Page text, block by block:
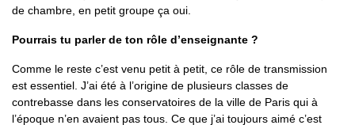
de chambre, en petit groupe ça oui.
Pourrais tu parler de ton rôle d’enseignante ?
Comme le reste c’est venu petit à petit, ce rôle de transmission
est essentiel. J’ai été à l’origine de plusieurs classes de
contrebasse dans les conservatoires de la ville de Paris qui à
l’époque n’en avaient pas tous. Ce que j’ai toujours aimé c’est